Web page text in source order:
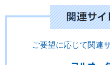
ご要望に応じて関連